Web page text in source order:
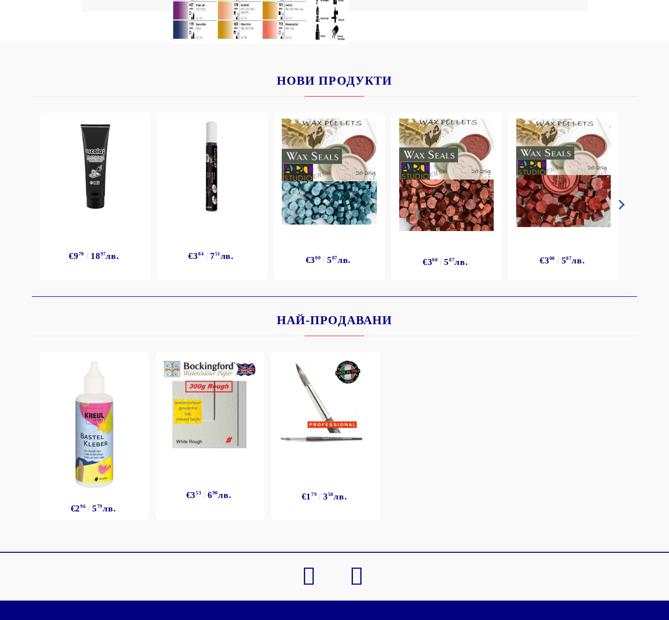
Моят профил
Регистрация
BGN
НОВИ ПРОДУКТИ
€970 1897лв. €384 751лв. €300 587лв. €300 587лв. €300 587лв.
НАЙ-ПРОДАВАНИ
€296 579лв.
€353 690лв. €179 350лв.